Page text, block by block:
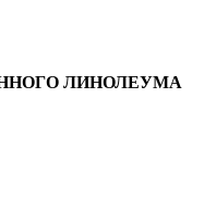
ЛИНОЛЕУМА